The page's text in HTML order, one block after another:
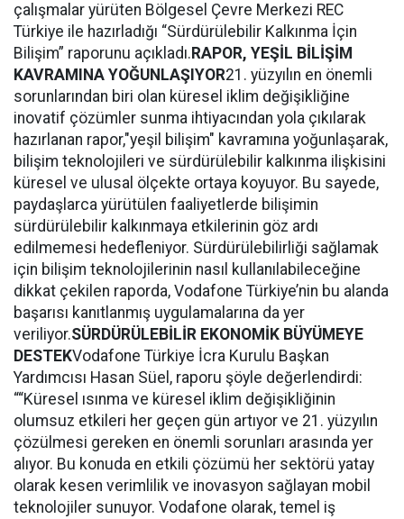
çalışmalar yürüten Bölgesel Çevre Merkezi REC
Türkiye ile hazırladığı “Sürdürülebilir Kalkınma İçin
Bilişim” raporunu açıkladı. RAPOR, YEŞİL BİLİŞİM
KAVRAMINA YOĞUNLAŞIYOR21. yüzyılın en önemli
sorunlarından biri olan küresel iklim değişikliğine
inovatif çözümler sunma ihtiyacından yola çıkılarak
hazırlanan rapor,"yeşil bilişim" kavramına yoğunlaşarak,
bilişim teknolojileri ve sürdürülebilir kalkınma ilişkisini
küresel ve ulusal ölçekte ortaya koyuyor. Bu sayede,
paydaşlarca yürütülen faaliyetlerde bilişimin
sürdürülebilir kalkınmaya etkilerinin göz ardı
edilmemesi hedefleniyor. Sürdürülebilirliği sağlamak
için bilişim teknolojilerinin nasıl kullanılabileceğine
dikkat çekilen raporda, Vodafone Türkiye’nin bu alanda
başarısı kanıtlanmış uygulamalarına da yer
veriliyor.SÜRDÜRÜLEBİLİR EKONOMİK BÜYÜMEYE
DESTEKVodafone Türkiye İcra Kurulu Başkan
Yardımcısı Hasan Süel, raporu şöyle değerlendirdi:
““Küresel ısınma ve küresel iklim değişikliğinin
olumsuz etkileri her geçen gün artıyor ve 21. yüzyılın
çözülmesi gereken en önemli sorunları arasında yer
alıyor. Bu konuda en etkili çözümü her sektörü yatay
olarak kesen verimlilik ve inovasyon sağlayan mobil
teknolojiler sunuyor. Vodafone olarak, temel iş